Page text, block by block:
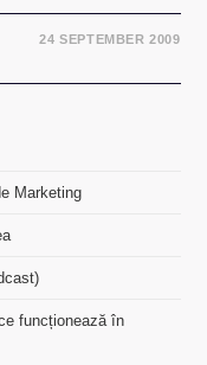
24 SEPTEMBER 2009
Marketing
funcționează în